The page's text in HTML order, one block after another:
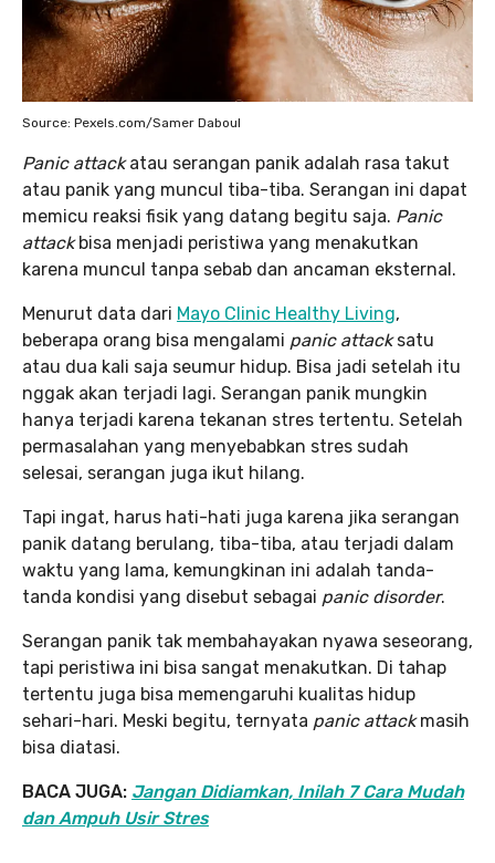
Source: Pexels.com/Samer Daboul
Panic attackatau serangan panik adalah rasa takut
atau panik yang muncul tiba-tiba. Serangan ini dapat
memicu reaksi fisik yang datang begitu saja. Panic
attackbisa menjadi peristiwa yang menakutkan
karena muncul tanpa sebab dan ancaman eksternal.
Menurut data dari Mayo Clinic Healthy Living,
beberapa orang bisa mengalami panic attacksatu
atau dua kali saja seumur hidup. Bisa jadi setelah itu
nggak akan terjadi lagi. Serangan panik mungkin
hanya terjadi karena tekanan stres tertentu. Setelah
permasalahan yang menyebabkan stres sudah
selesai, serangan juga ikut hilang.
Tapi ingat, harus hati-hati juga karena jika serangan
panik datang berulang, tiba-tiba, atau terjadi dalam
waktu yang lama, kemungkinan ini adalah tanda-
tanda kondisi yang disebut sebagai panic disorder.
Serangan panik tak membahayakan nyawa seseorang,
tapi peristiwa ini bisa sangat menakutkan. Di tahap
tertentu juga bisa memengaruhi kualitas hidup
sehari-hari. Meski begitu, ternyata panic attackmasih
bisa diatasi.
BACA JUGA: Jangan Didiamkan, Inilah 7 Cara Mudah
dan Ampuh Usir Stres